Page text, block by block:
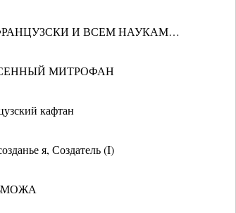
И ВСЕМ НАУКАМ…
МИТРОФАН
кафтан
я, Создатель (I)